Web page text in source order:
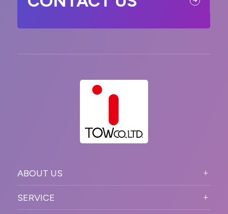
ABOUT US
PURPOSE
SERVICE